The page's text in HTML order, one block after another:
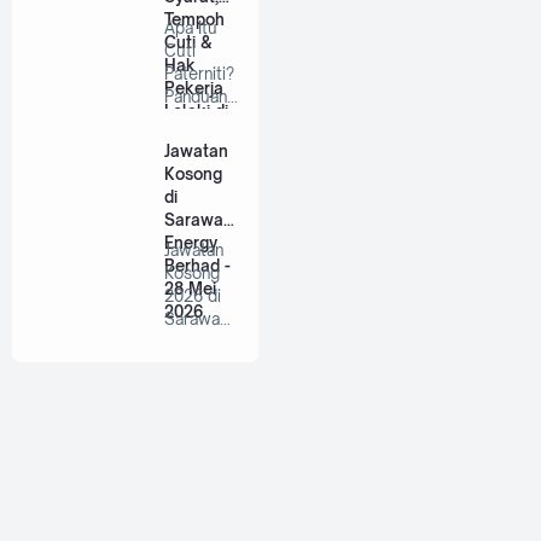
Tempoh
Cuti &
Hak
Pekerja
Lelaki di
Apa Itu
Cuti
Paterniti?
Panduan
Untuk
Bap…
Jawatan
Kosong
di
Sarawak
Energy
Berhad -
28 Mei
2026
Jawatan
Kosong
2026 di
Sarawak